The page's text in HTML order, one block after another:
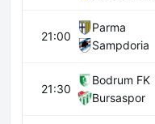
21:00
Parma
Sampdoria
21:30
Bodrum FK
Bursaspor